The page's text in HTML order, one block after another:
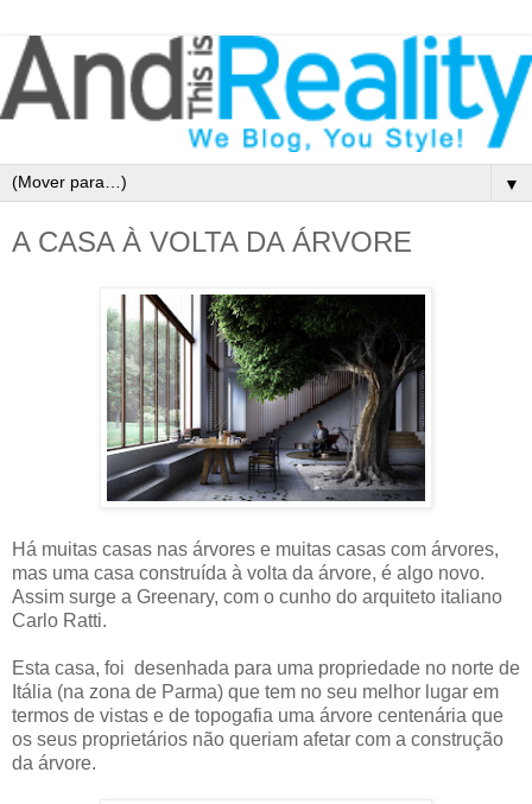
▼
A CASA À VOLTA DA ÁRVORE
Há muitas casas nas árvores e muitas casas com árvores,
mas uma casa construída à volta da árvore, é algo novo.
Assim surge a Greenary, com o cunho do arquiteto italiano
Carlo Ratti.
Esta casa, foi desenhada para uma propriedade no norte de
Itália (na zona de Parma) que tem no seu melhor lugar em
termos de vistas e de topogafia uma árvore centenária que
os seus proprietários não queriam afetar com a construção
da árvore.